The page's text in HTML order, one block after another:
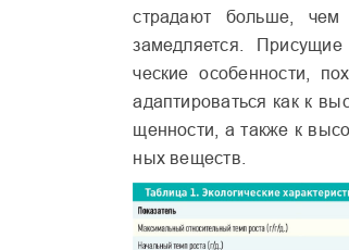
страдают больше, чем
замедляется.
ческие особенности,
адаптироваться как к
щенности, а также к
ных веществ.